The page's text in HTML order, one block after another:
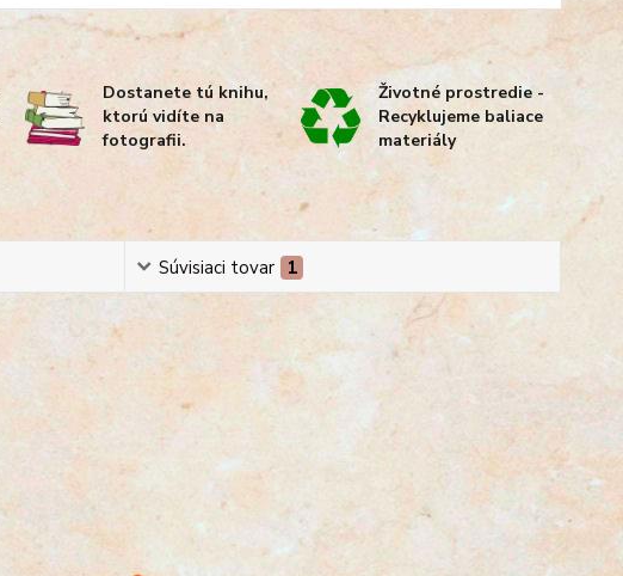
Dostanete tú knihu,
ktorú vidíte na
fotografii.
Životné prostredie -
Recyklujeme baliace
materiály
Súvisiaci tovar 1